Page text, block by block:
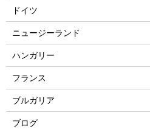
ドイツ
ニュージーランド
ハンガリー
フランス
ブルガリア
ブログ